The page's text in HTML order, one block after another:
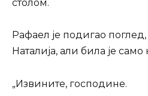
столом.
Рафаел је подигао поглед,
Наталија, али била је
„Извините, господине.